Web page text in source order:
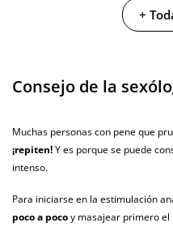
3.7 cm
Baterias
vegano
No testado en
Envío discreto
+
Consejo de la
Muchas personas con pene que
¡repiten!Y es porque se puede
intenso.
Para iniciarse en la estimulación
poco a pocoy masajear primero el